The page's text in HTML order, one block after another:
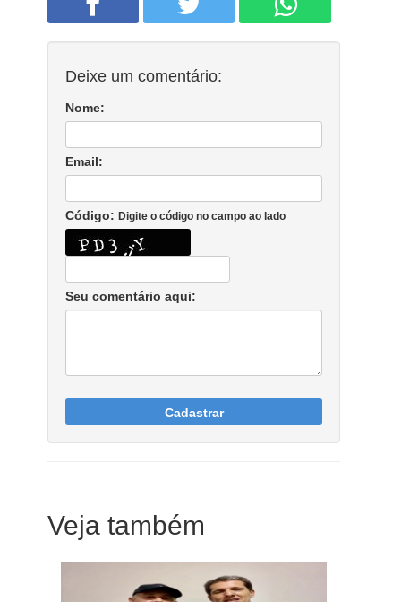
Deixe um comentário:
Nome:
Email:
Código: Digite o código no campo ao lado
Seu comentário aqui:
Cadastrar
Veja também